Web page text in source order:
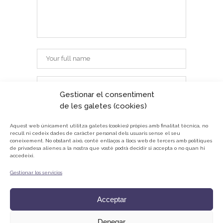
Gestionar el consentiment
de les galetes (cookies)
Aquest web únicament utilitza galetes (cookies) pròpies amb finalitat tècnica, no
recull ni cedeix dades de caràcter personal dels usuaris sense el seu
coneixement.
No obstant això, conté enllaços a llocs web de tercers amb polítiques
de privadesa alienes a la nostra que vostè podrà decidir si accepta o no quan hi
accedeixi.
Gestionar los servicios
Acceptar
Avís Legal